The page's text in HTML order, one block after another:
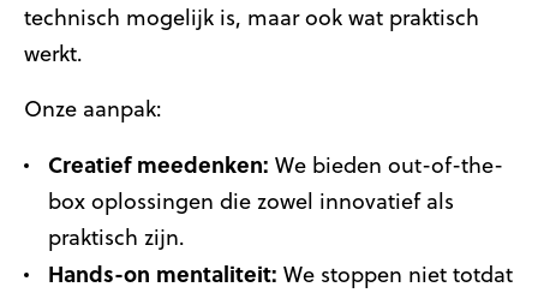
technisch mogelijk is, maar ook wat praktisch
werkt.
Onze aanpak:
Creatief meedenken: We bieden out-of-the-
box oplossingen die zowel innovatief als
praktisch zijn.
Hands-on mentaliteit: We stoppen niet totdat